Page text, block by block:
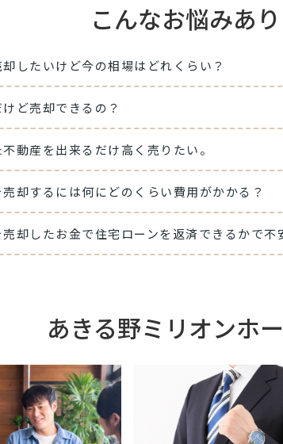
こんなお悩みあ
したいけど今の相場はどれくらい？
ど売却できるの？
動産を出来るだけ高く売りたい。
却するには何にどのくらい費用がかかる？
却したお金で住宅ローンを返済できるかで不
あきる野ミリオンホ